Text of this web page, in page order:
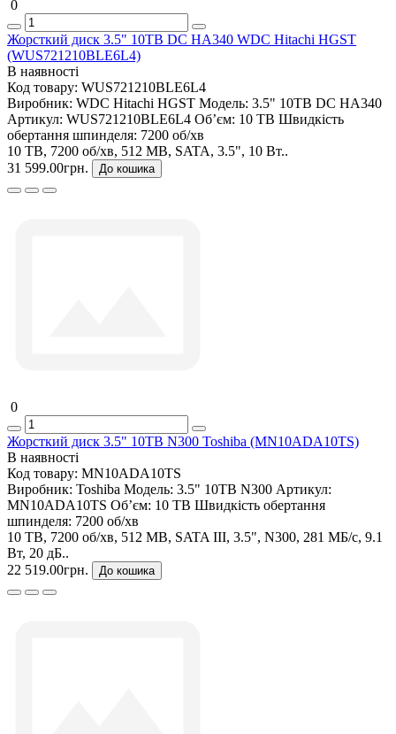
0
Жорсткий диск 3.5" 10TB DC HA340 WDC Hitachi HGST
(WUS721210BLE6L4)
В наявності
Код товару: WUS721210BLE6L4
Виробник: WDC Hitachi HGST Модель: 3.5" 10TB DC HA340
Артикул: WUS721210BLE6L4 Об’єм: 10 TB Швидкість
обертання шпинделя: 7200 об/хв
10 TB, 7200 об/хв, 512 MB, SATA, 3.5", 10 Вт..
31 599.00грн.
До кошика
0
Жорсткий диск 3.5" 10TB N300 Toshiba (MN10ADA10TS)
В наявності
Код товару: MN10ADA10TS
Виробник: Toshiba Модель: 3.5" 10TB N300 Артикул:
MN10ADA10TS Об’єм: 10 TB Швидкість обертання
шпинделя: 7200 об/хв
10 TB, 7200 об/хв, 512 MB, SATA III, 3.5", N300, 281 МБ/с, 9.1
Вт, 20 дБ..
22 519.00грн.
До кошика